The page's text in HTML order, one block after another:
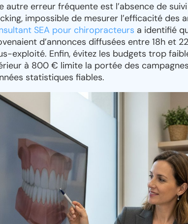
autre erreur fréquente est l’absence de
impossible de mesurer l’efficacité des
SEA pour chiropracteurs a identifié
d’annonces diffusées entre 18h et
exploité. Enfin, évitez les budgets trop
à 800 € limite la portée des
statistiques fiables.